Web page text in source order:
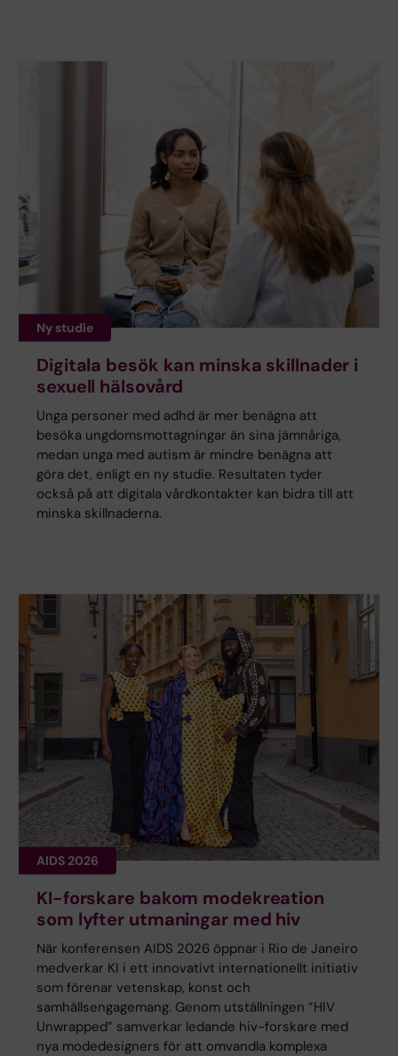
Ny studie
Digitala besök kan minska skillnader i
sexuell hälsovård
Unga personer med adhd är mer benägna att
besöka ungdomsmottagningar än sina jämnåriga,
medan unga med autism är mindre benägna att
göra det, enligt en ny studie. Resultaten tyder
också på att digitala vårdkontakter kan bidra till att
minska skillnaderna.
AIDS 2026
KI-forskare bakom modekreation
som lyfter utmaningar med hiv
När konferensen AIDS 2026 öppnar i Rio de Janeiro
medverkar KI i ett innovativt internationellt initiativ
som förenar vetenskap, konst och
samhällsengagemang. Genom utställningen ”HIV
Unwrapped” samverkar ledande hiv-forskare med
nya modedesigners för att omvandla komplexa